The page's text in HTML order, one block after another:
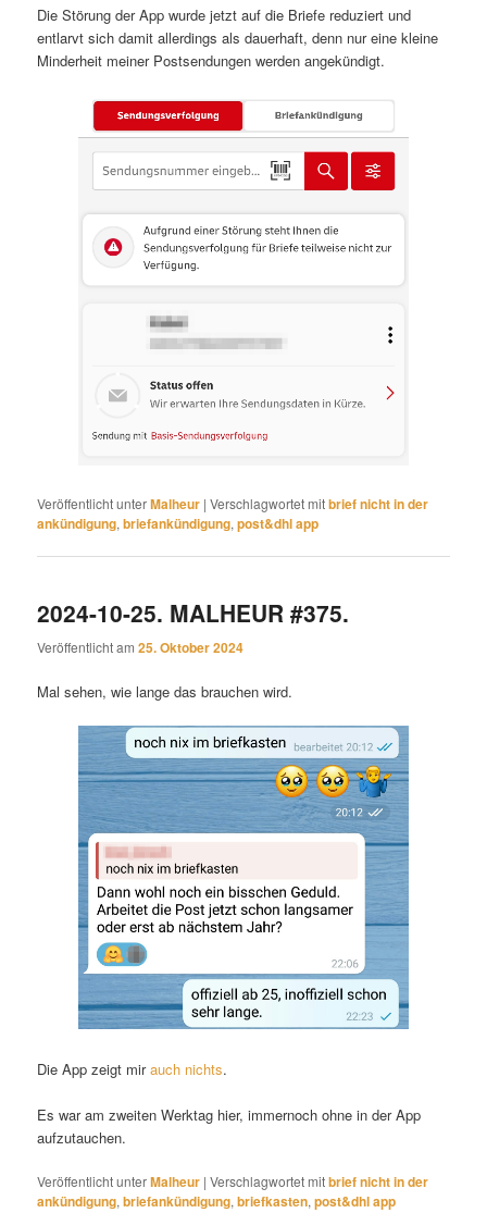
Die Störung der App wurde jetzt auf die Briefe reduziert und
entlarvt sich damit allerdings als dauerhaft, denn nur eine kleine
Minderheit meiner Postsendungen werden angekündigt.
Veröffentlicht unterMalheur |Verschlagwortet mitbrief nicht in der
ankündigung,briefankündigung,post&dhl app
2024-10-25. MALHEUR #375.
Veröffentlicht am25. Oktober 2024
Mal sehen, wie lange das brauchen wird.
Die App zeigt mirauch nichts.
Es war am zweiten Werktag hier, immernoch ohne in der App
aufzutauchen.
Veröffentlicht unterMalheur |Verschlagwortet mitbrief nicht in der
ankündigung,briefankündigung,briefkasten,post&dhl app